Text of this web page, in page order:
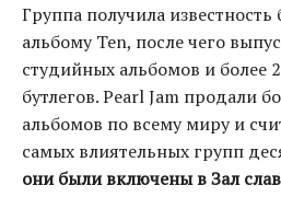
Группа получила
альбому Ten, после чего
студийных альбомов и более
бутлегов. Pearl Jam продали
альбомов по всему миру и
самых влиятельных групп
они были включены в Зал